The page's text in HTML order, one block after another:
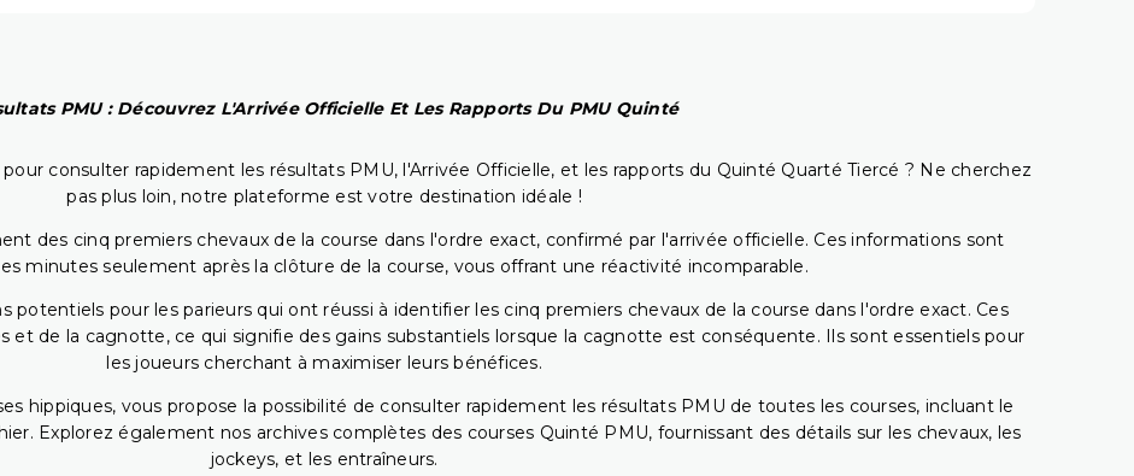
PMU : Découvrez L'Arrivée Officielle Et Les Rapports Du PMU Quinté
consulter rapidement les résultats PMU, l'Arrivée Officielle, et les rapports du Quinté Quarté Tiercé ? Ne cherchez
pas plus loin, notre plateforme est votre destination idéale !
des cinq premiers chevaux de la course dans l'ordre exact, confirmé par l'arrivée officielle. Ces informations sont
minutes seulement après la clôture de la course, vous offrant une réactivité incomparable.
potentiels pour les parieurs qui ont réussi à identifier les cinq premiers chevaux de la course dans l'ordre exact. Ces
et de la cagnotte, ce qui signifie des gains substantiels lorsque la cagnotte est conséquente. Ils sont essentiels pour
les joueurs cherchant à maximiser leurs bénéfices.
hippiques, vous propose la possibilité de consulter rapidement les résultats PMU de toutes les courses, incluant le
Explorez également nos archives complètes des courses Quinté PMU, fournissant des détails sur les chevaux, les
jockeys, et les entraîneurs.